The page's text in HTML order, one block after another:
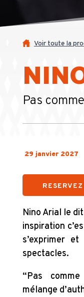
Voir toute la
Pas
29 janvier 2027
RESERVEZ
Nino Arial le
inspiration
s’exprimer
spectacles.
“Pas
mélange